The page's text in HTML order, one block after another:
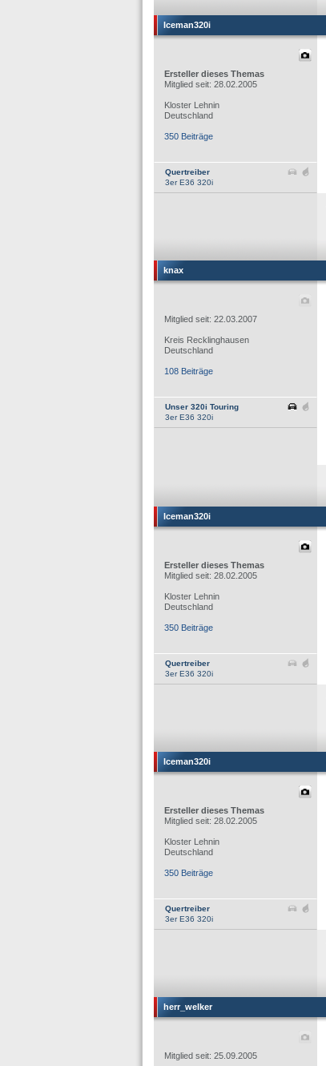
Iceman320i
Ersteller dieses Themas
Mitglied seit: 28.02.2005
Kloster Lehnin
Deutschland
350 Beiträge
Quertreiber
3er E36 320i
knax
Mitglied seit: 22.03.2007
Kreis Recklinghausen
Deutschland
108 Beiträge
Unser 320i Touring
3er E36 320i
Iceman320i
Ersteller dieses Themas
Mitglied seit: 28.02.2005
Kloster Lehnin
Deutschland
350 Beiträge
Quertreiber
3er E36 320i
Iceman320i
Ersteller dieses Themas
Mitglied seit: 28.02.2005
Kloster Lehnin
Deutschland
350 Beiträge
Quertreiber
3er E36 320i
herr_welker
Mitglied seit: 25.09.2005